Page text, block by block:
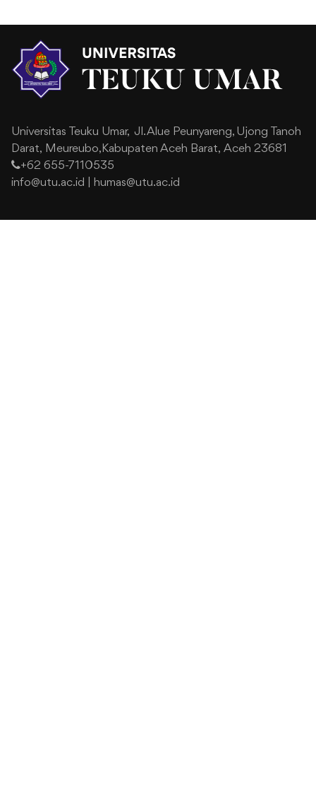
Universitas Teuku Umar, Jl. Alue Peunyareng, Ujong Tanoh
Darat, Meureubo,Kabupaten Aceh Barat, Aceh 23681
+62 655-7110535
info@utu.ac.id
humas@utu.ac.id